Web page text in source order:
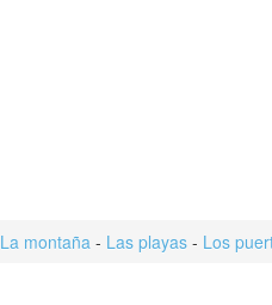
La montaña - Las playas - Los